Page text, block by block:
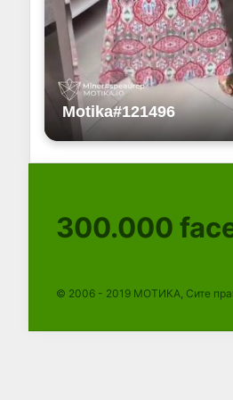
300.000
© 2006 - 2019 МОТИКА, Сите